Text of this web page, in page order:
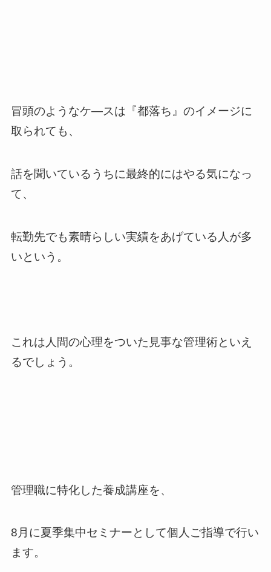
冒頭のようなケ―スは『都落ち』のイメージに
取られても、
話を聞いているうちに最終的にはやる気になっ
て、
転勤先でも素晴らしい実績をあげている人が多
いという。
これは人間の心理をついた見事な管理術といえ
るでしょう。
管理職に特化した養成講座を、
8月に夏季集中セミナーとして個人ご指導で行い
ます。